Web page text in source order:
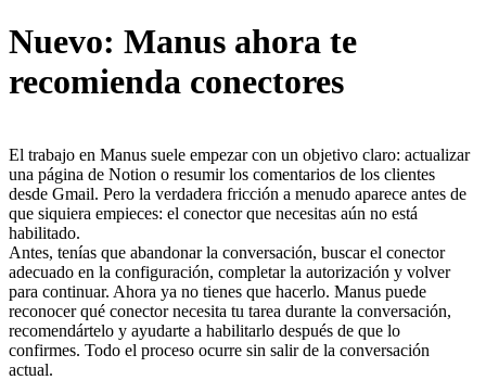
Nuevo: Manus ahora te
recomienda conectores
El trabajo en Manus suele empezar con un objetivo claro: actualizar
una página de Notion o resumir los comentarios de los clientes
desde Gmail. Pero la verdadera fricción a menudo aparece antes de
que siquiera empieces: el conector que necesitas aún no está
habilitado.
Antes, tenías que abandonar la conversación, buscar el conector
adecuado en la configuración, completar la autorización y volver
para continuar. Ahora ya no tienes que hacerlo. Manus puede
reconocer qué conector necesita tu tarea durante la conversación,
recomendártelo y ayudarte a habilitarlo después de que lo
confirmes. Todo el proceso ocurre sin salir de la conversación
actual.